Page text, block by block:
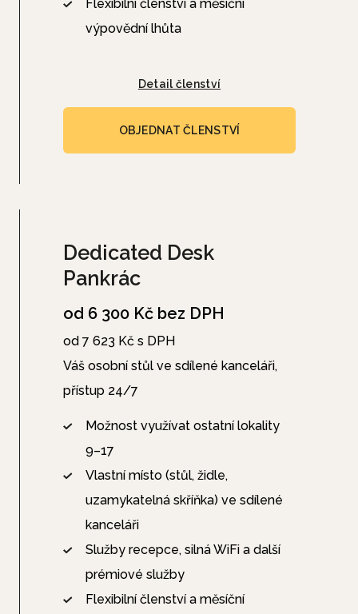
Flexibilní členství a měsíční
výpovědní lhůta
Detail členství
OBJEDNAT ČLENSTVÍ
Dedicated Desk
Pankrác
od 6 300 Kč bez DPH
od 7 623 Kč s DPH
Váš osobní stůl ve sdílené kanceláři,
přístup 24/7
Možnost využívat ostatní lokality
9–17
Vlastní místo (stůl, židle,
uzamykatelná skříňka) ve sdílené
kanceláři
Služby recepce, silná WiFi a další
prémiové služby
Flexibilní členství a měsíční